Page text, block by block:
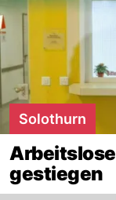
Solothurn
gestiegen